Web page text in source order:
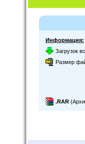
Информация:
Загрузок
Размер
.RAR